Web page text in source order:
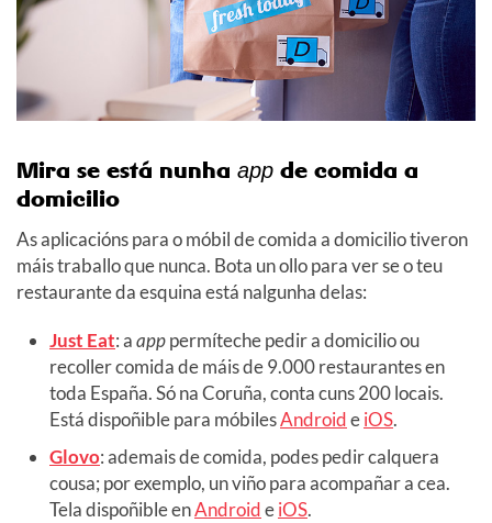
Mira se está nunha app de comida a
domicilio
As aplicacións para o móbil de comida a domicilio tiveron
máis traballo que nunca. Bota un ollo para ver se o teu
restaurante da esquina está nalgunha delas:
Just Eat: aapppermíteche pedir a domicilio ou
recoller comida de máis de 9.000 restaurantes en
toda España. Só na Coruña, conta cuns 200 locais.
Está dispoñible para móbilesAndroideiOS.
Glovo: ademais de comida, podes pedir calquera
cousa; por exemplo, un viño para acompañar a cea.
Tela dispoñible enAndroideiOS.